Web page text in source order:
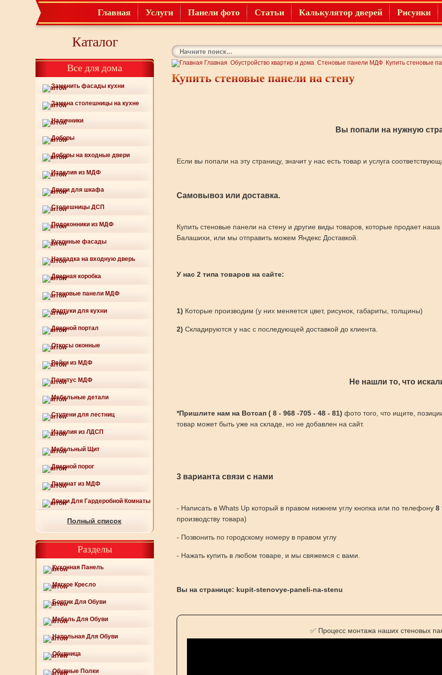
Главная Услуги Панели фото Статьи Калькулятор дверей Рисунки
Каталог
Все для дома
Заменить фасады кухни
Замена столешницы на кухне
Наличники
Доборы
Доборы на входные двери
Изделия из МДФ
Двери для шкафа
Столешницы ДСП
Подоконники из МДФ
Кухонные фасады
Накладка на входную дверь
Дверная коробка
Стеновые панели МДФ
Фартуки для кухни
Дверной портал
Откосы оконные
Рейки из МДФ
Плинтус МДФ
Мебельные детали
Ступени для лестниц
Изделия из ЛДСП
Мебельный Щит
Дверной порог
Ламинат из МДФ
Двери Для Гардеробной Комнаты
Полный список
Разделы
Кухонная Панель
Мягкое Кресло
Бортик Для Обуви
Мебель Для Обуви
Напольная Для Обуви
Обувница
Обувные Полки
Главная Обустройство квартир и дома Стеновые панели МДФ Купить стеновые
Купить стеновые панели на стену
Вы попали на нужную
Если вы попали на эту страницу, значит у нас есть товар и услуга
Самовывоз или доставка.
Купить стеновые панели на стену и другие виды товаров, которые продает
Балашихи, или мы отправить можем Яндекс Доставкой.
У нас 2 типа товаров на сайте:
1) Которые производим (у них меняется цвет, рисунок, габариты, толщины)
2) Складируются у нас с последующей доставкой до клиента.
Не нашли то, что
*Пришлите нам на Вотсап ( 8 - 968 -705 - 48 - 81) фото того, что ищите,
товар может быть уже на складе, но не добавлен на сайт.
3 варианта связи с нами
- Написать в Whats Up который в правом нижнем углу кнопка или по телефону 8
производству товара)
- Позвонить по городскому номеру в правом углу
- Нажать купить в любом товаре, и мы свяжемся с вами.
Вы на странице: kupit-stenovye-paneli-na-stenu
✅ Процесс монтажа наших стеновых